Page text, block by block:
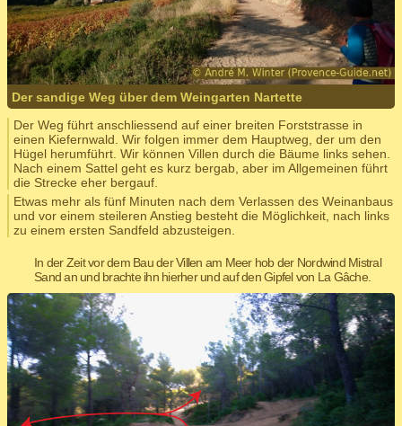
Der sandige Weg über dem Weingarten Nartette
Der Weg führt anschliessend auf einer breiten Forststrasse in
einen Kiefernwald. Wir folgen immer dem Hauptweg, der um den
Hügel herumführt. Wir können Villen durch die Bäume links sehen.
Nach einem Sattel geht es kurz bergab, aber im Allgemeinen führt
die Strecke eher bergauf.
Etwas mehr als fünf Minuten nach dem Verlassen des Weinanbaus
und vor einem steileren Anstieg besteht die Möglichkeit, nach links
zu einem ersten Sandfeld abzusteigen.
In der Zeit vor dem Bau der Villen am Meer hob der Nordwind Mistral
Sand an und brachte ihn hierher und auf den Gipfel von La Gâche.